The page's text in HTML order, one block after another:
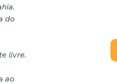
do
livre.
ao